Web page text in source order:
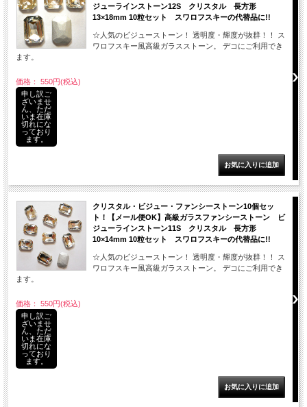
ジューラインストーン12S クリスタル 長方形
13×18mm 10粒セット スワロフスキーの代替品に!!
☆人気のビジューストーン！ 透明度・輝度が抜群！！ ス
ワロフスキー風高級ガラスストーン。 デコにご利用でき
ます。
価格： 550円(税込)
申し訳ご
ざいませ
ん、ただ
いま在庫
切れにな
っており
ます。
クリスタル・ビジュー・ファンシーストーン10個セッ
ト！【メール便OK】高級ガラスファンシーストーン ビ
ジューラインストーン11S クリスタル 長方形
10×14mm 10粒セット スワロフスキーの代替品に!!
☆人気のビジューストーン！ 透明度・輝度が抜群！！ ス
ワロフスキー風高級ガラスストーン。 デコにご利用でき
ます。
価格： 550円(税込)
申し訳ご
ざいませ
ん、ただ
いま在庫
切れにな
っており
ます。